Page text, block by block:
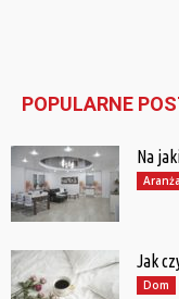
POPULARNE
Na
Jak
Dom